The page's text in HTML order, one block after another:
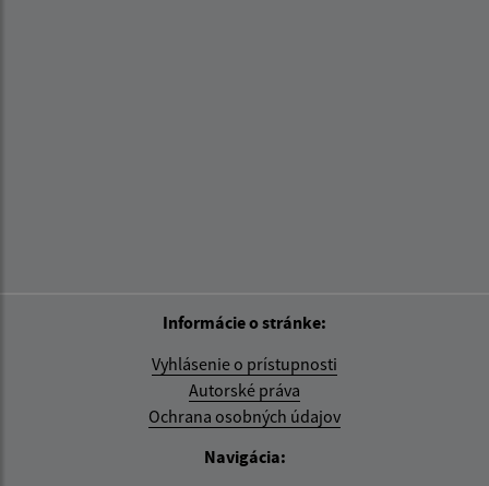
Informácie o stránke:
Vyhlásenie o prístupnosti
Autorské práva
Ochrana osobných údajov
Navigácia: